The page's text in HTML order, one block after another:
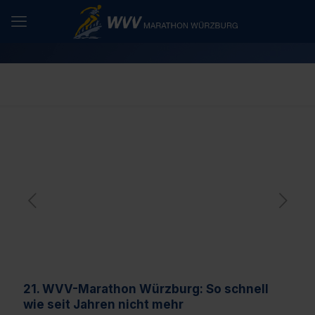
21. WVV-Marathon Würzburg: So schnell
wie seit Jahren nicht mehr